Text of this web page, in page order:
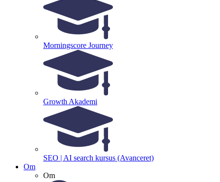
Morningscore Journey
Growth Akademi
SEO | AI search kursus (Avanceret)
Om
Om